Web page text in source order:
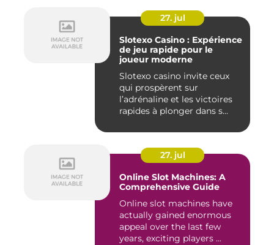
27. jul
Slotexo Casino : Expérience
de jeu rapide pour le
joueur moderne
Slotexo casino invite ceux
qui prospèrent sur
l’adrénaline et les victoires
rapides à plonger dans s...
27. jul
Online Slot Machines: A
Comprehensive Guide
Online slot machines have
actually gained enormous
appeal over the last few
years, exciting players ...